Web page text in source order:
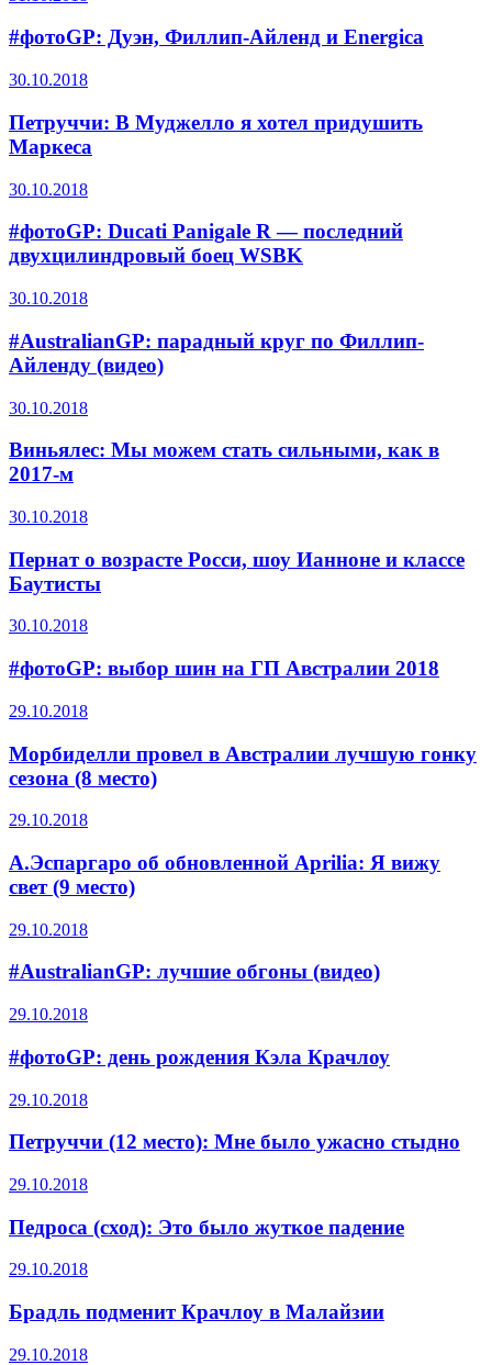
#фотоGP: Дуэн, Филлип-Айленд и Energica
30.10.2018
Петруччи: В Муджелло я хотел придушить
Маркеса
30.10.2018
#фотоGP: Ducati Panigale R — последний
двухцилиндровый боец WSBK
30.10.2018
#AustralianGP: парадный круг по Филлип-
Айленду (видео)
30.10.2018
Виньялес: Мы можем стать сильными, как в
2017-м
30.10.2018
Пернат о возрасте Росси, шоу Ианноне и классе
Баутисты
30.10.2018
#фотоGP: выбор шин на ГП Австралии 2018
29.10.2018
Морбиделли провел в Австралии лучшую гонку
сезона (8 место)
29.10.2018
А.Эспаргаро об обновленной Aprilia: Я вижу
свет (9 место)
29.10.2018
#AustralianGP: лучшие обгоны (видео)
29.10.2018
#фотоGP: день рождения Кэла Крачлоу
29.10.2018
Петруччи (12 место): Мне было ужасно стыдно
29.10.2018
Педроса (сход): Это было жуткое падение
29.10.2018
Брадль подменит Крачлоу в Малайзии
29.10.2018